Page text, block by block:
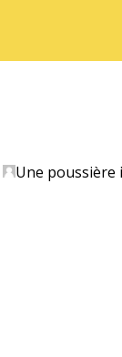
Une poussière